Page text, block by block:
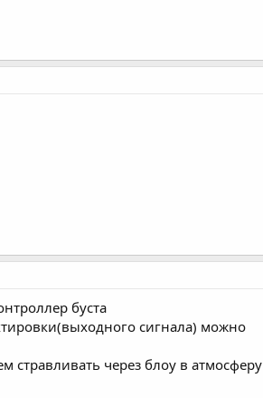
буста
сигнала) можно
стравливать через блоу в атмосферу